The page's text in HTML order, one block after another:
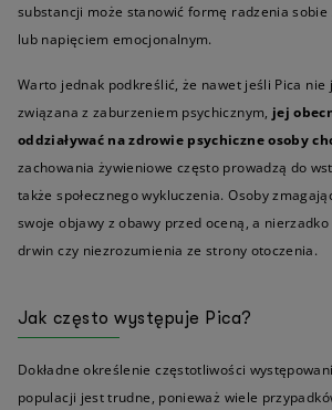
substancji może stanowić formę radzenia
lub napięciem emocjonalnym.
Warto jednak podkreślić, że nawet jeśli Pica nie
związana z zaburzeniem psychicznym, jej
oddziaływać na zdrowie psychiczne osoby
zachowania żywieniowe często prowadzą do
także społecznego wykluczenia. Osoby
swoje objawy z obawy przed oceną, a
drwin czy niezrozumienia ze strony otoczenia.
Jak często występuje Pica?
Dokładne określenie częstotliwości
populacji jest trudne, ponieważ wiele